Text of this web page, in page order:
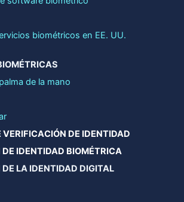
biométricos en EE. UU.
de la mano
VERIFICACIÓN DE IDENTIDAD
IDENTIDAD BIOMÉTRICA
LA IDENTIDAD DIGITAL